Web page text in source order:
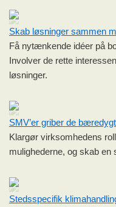
Skab løsninger sammen
Få nytænkende idéer på
Involver de rette
løsninger.
SMV’er griber de
Klargør virksomhedens
mulighederne, og skab
Stedsspecifik